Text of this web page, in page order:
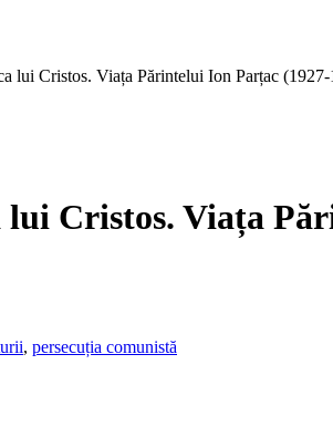
lui Cristos. Viața Părintelui Ion Parțac
Cristos. Viața
, persecuția comunistă